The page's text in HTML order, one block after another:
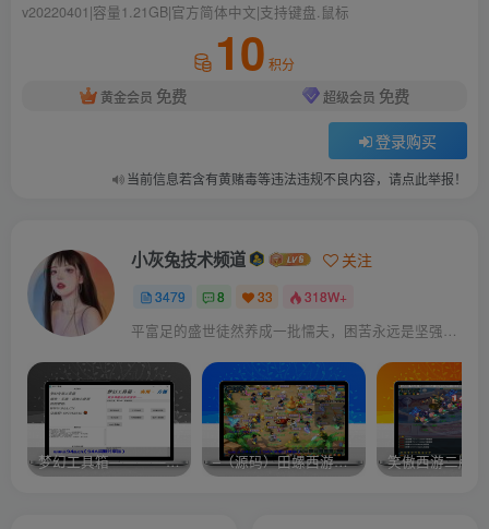
v20220401|容量1.21GB|官方简体中文|支持键盘.鼠标
10 积分
黄金会员 免费 超级会员 免费
登录购买
当前信息若含有黄赌毒等违法违规不良内容，请点此举报！
小灰兔技术频道 关注
3479 8 33 318W+
平富足的盛世徒然养成一批懦夫，困苦永远是坚强之母
梦幻工具箱————-免费 –（源码）田螺西游9.0 假人摆摊18门派飞升渡劫化圣助战最新BB谛听…. 笑傲西游二版-